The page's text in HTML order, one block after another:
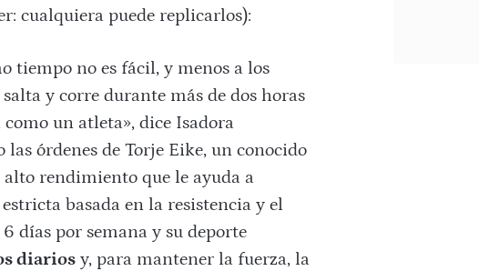
cualquiera puede replicarlos):
tiempo no es fácil, y menos a los
y corre durante más de dos horas
un atleta», dice Isadora
órdenes de Torje Eike, un conocido
rendimiento que le ayuda a
basada en la resistencia y el
días por semana y su deporte
diarios y, para mantener la fuerza, la